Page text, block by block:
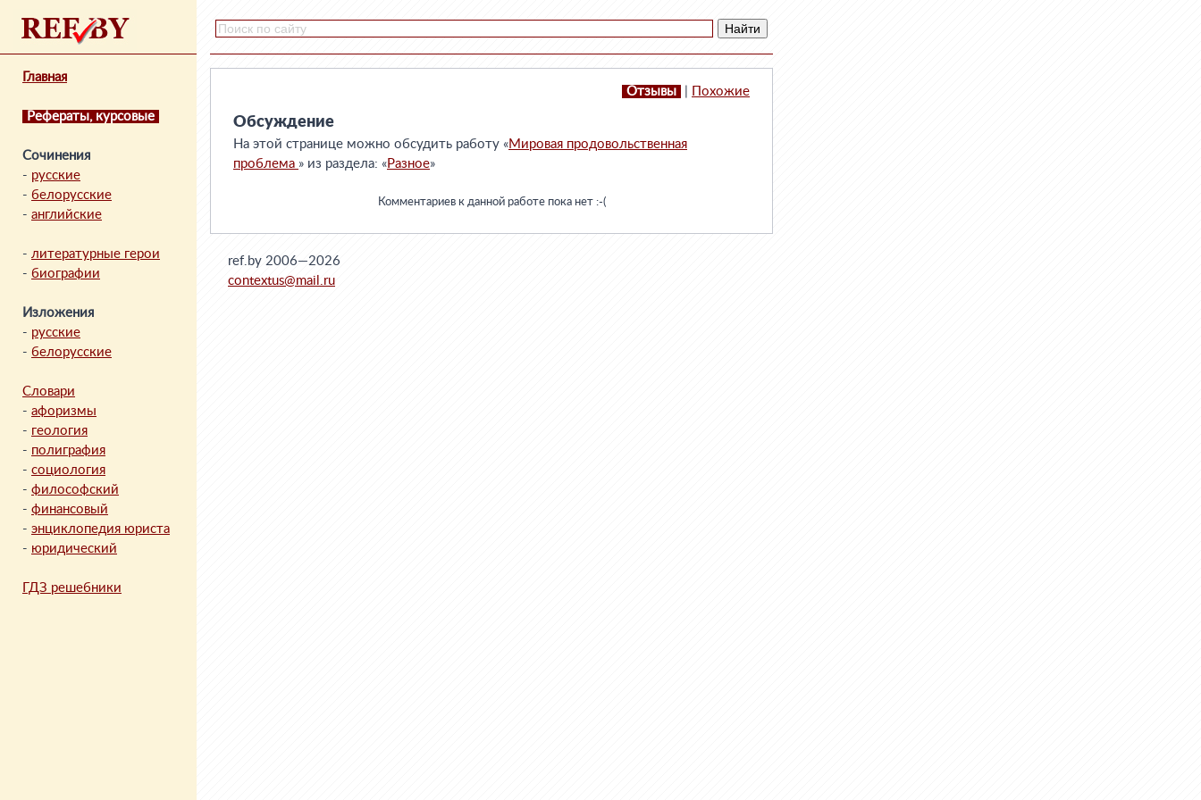
Главная
Рефераты, курсовые
Сочинения
- русские
- белорусские
- английские
- литературные герои
- биографии
Изложения
- русские
- белорусские
Словари
- афоризмы
- геология
- полиграфия
- социология
- философский
- финансовый
- энциклопедия юриста
- юридический
ГДЗ решебники
Отзывы Похожие
Обсуждение
На этой странице можно обсудить работу «Мировая продовольственная
проблема » из раздела: «Разное»
Комментариев к данной работе пока нет :-(
ref.by 2006—2026
contextus@mail.ru